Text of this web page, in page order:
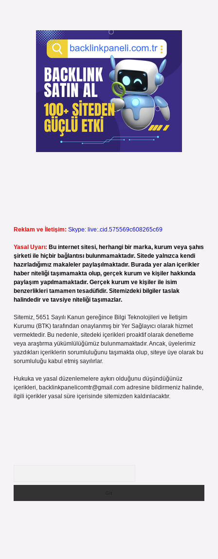
Reklam ve İletişim: Skype: live:.cid.575569c608265c69
Yasal Uyarı: Bu internet sitesi, herhangi bir marka, kurum veya şahıs
şirketi ile hiçbir bağlantısı bulunmamaktadır. Sitede yalnızca kendi
hazırladığımız makaleler paylaşılmaktadır. Burada yer alan içerikler
haber niteliği taşımamakta olup, gerçek kurum ve kişiler hakkında
paylaşım yapılmamaktadır. Gerçek kurum ve kişiler ile isim
benzerlikleri tamamen tesadüfidir. Sitemizdeki bilgiler taslak
halindedir ve tavsiye niteliği taşımazlar.
Sitemiz, 5651 Sayılı Kanun gereğince Bilgi Teknolojileri ve İletişim
Kurumu (BTK) tarafından onaylanmış bir Yer Sağlayıcı olarak hizmet
vermektedir. Bu nedenle, sitedeki içerikleri proaktif olarak denetleme
veya araştırma yükümlülüğümüz bulunmamaktadır. Ancak, üyelerimiz
yazdıkları içeriklerin sorumluluğunu taşımakta olup, siteye üye olarak bu
sorumluluğu kabul etmiş sayılırlar.
Hukuka ve yasal düzenlemelere aykırı olduğunu düşündüğünüz
içerikleri, backlinkpanelicomtr@gmail.com adresine bildirmeniz halinde,
ilgili içerikler yasal süre içerisinde sitemizden kaldırılacaktır.